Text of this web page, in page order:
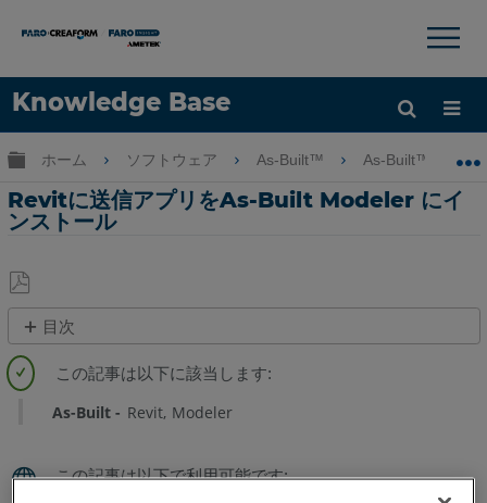
Knowledge Base
言語
×
グローバル階層を展開/折りたたむ
ホーム ソフトウェア As-Built™ As-Built™ for
Revitに送信アプリをAs-Built Modeler にイ
ンストール
PDF
と
し
て
目次
ヘ
ッ
し
As-Built Revit Modeler